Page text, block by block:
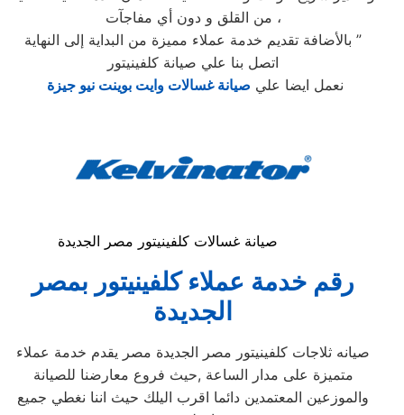
من القلق و دون أي مفاجآت ،
بالأضافة تقديم خدمة عملاء مميزة من البداية إلى النهاية ”
اتصل بنا علي صيانة كلفينيتور
نعمل ايضا علي صيانة غسالات وايت بوينت نيو جيزة
صيانة غسالات كلفينيتور مصر الجديدة
رقم خدمة عملاء كلفينيتور بمصر
الجديدة
صيانه ثلاجات كلفينيتور مصر الجديدة مصر يقدم خدمة عملاء
متميزة على مدار الساعة ,حيث فروع معارضنا للصيانة
والموزعين المعتمدين دائما اقرب اليلك حيث اننا نغطي جميع